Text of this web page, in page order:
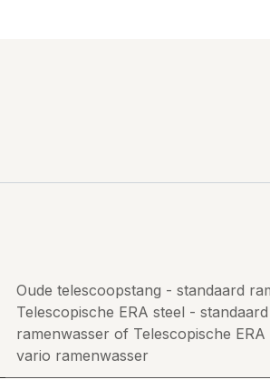
Oude telescoopstang - standaard
Telescopische ERA steel - standaard
ramenwasser of Telescopische
vario ramenwasser